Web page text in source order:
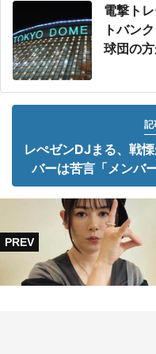
電撃ト
トバン
球団の
記
レぺゼンDJまる、戦
バーは苦言「メンバ